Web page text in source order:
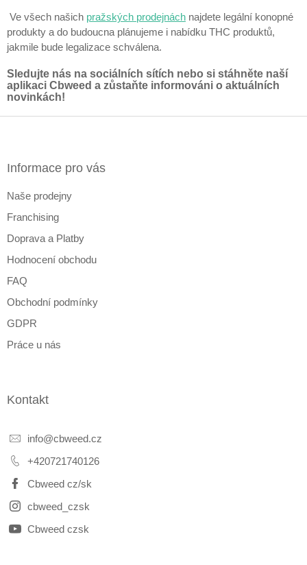
Ve všech našich pražských prodejnách najdete legální konopné
produkty a do budoucna plánujeme i nabídku THC produktů,
jakmile bude legalizace schválena.
Sledujte nás na sociálních sítích nebo si stáhněte naší
aplikaci Cbweed a zůstaňte informováni o aktuálních
novinkách!
Informace pro vás
Naše prodejny
Franchising
Doprava a Platby
Hodnocení obchodu
FAQ
Obchodní podmínky
GDPR
Práce u nás
Kontakt
info@cbweed.cz
+420721740126
Cbweed cz/sk
cbweed_czsk
Cbweed czsk